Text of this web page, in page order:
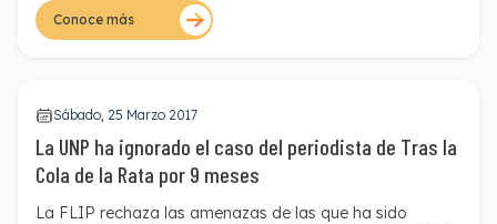
autoridades arremetieron contra Peralta cuando se
dieron cuenta que el periodista los estaba grabando. Los
Conoce más
Sábado, 25 Marzo 2017
La UNP ha ignorado el caso del periodista de Tras la
Cola de la Rata por 9 meses
La FLIP rechaza las amenazas de las que ha sido